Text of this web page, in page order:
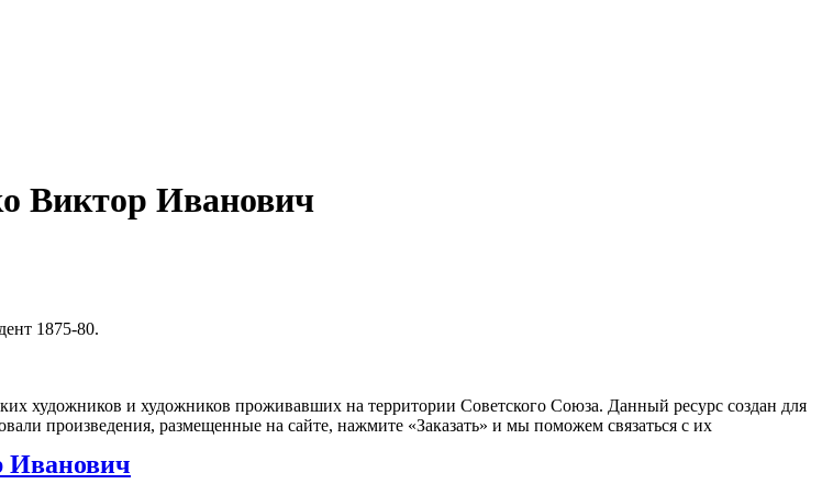
Виктор Иванович
1875-80.
Иванович
художников и художников проживавших на территории Советского Союза. Данный ресурс создан для
произведения, размещенные на сайте, нажмите «Заказать» и мы поможем связаться с их